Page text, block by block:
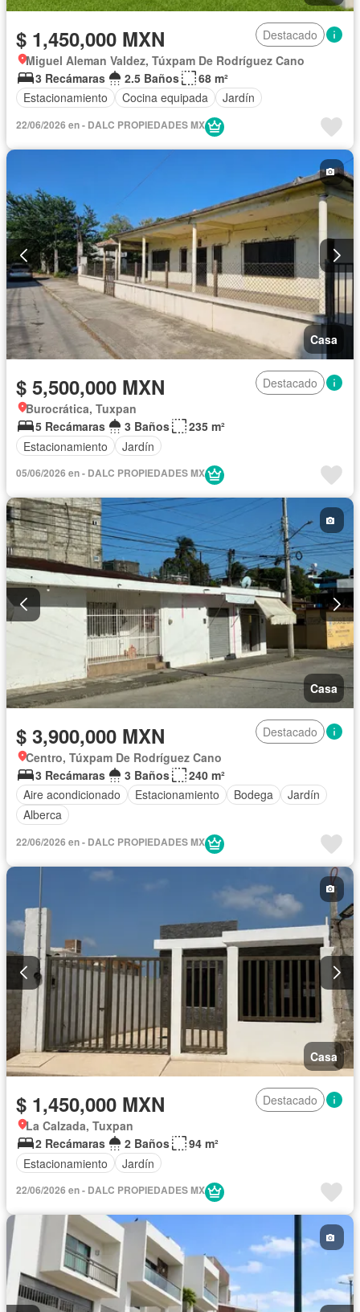
$ 1,450,000 MXN
Destacado
Miguel Aleman Valdez, Túxpam De Rodríguez Cano
3 Recámaras
2.5 Baños
68 m²
Estacionamiento
Cocina equipada Jardín
22/06/2026 en - DALC PROPIEDADES MX
Casa
$ 5,500,000 MXN
Destacado
Burocrática, Tuxpan
5 Recámaras
3 Baños
235 m²
Estacionamiento
Jardín
05/06/2026 en - DALC PROPIEDADES MX
Casa
$ 3,900,000 MXN
Destacado
Centro, Túxpam De Rodríguez Cano
3 Recámaras
3 Baños
240 m²
Aire acondicionado
Estacionamiento Bodega
Jardín
Alberca
22/06/2026 en - DALC PROPIEDADES MX
Casa
$ 1,450,000 MXN
Destacado
La Calzada, Tuxpan
2 Recámaras
2 Baños
94 m²
Estacionamiento
Jardín
22/06/2026 en - DALC PROPIEDADES MX